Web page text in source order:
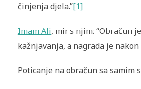
činjenja djela.”[1]
Imam Ali, mir s njim: “Obračun
kažnjavanja, a nagrada je nakon
Poticanje na obračun sa samim